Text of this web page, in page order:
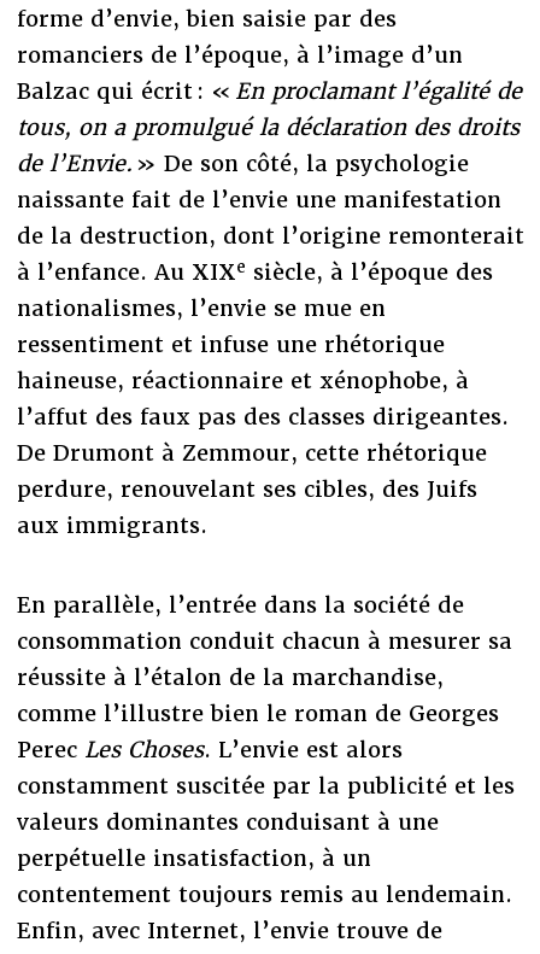
forme d’envie, bien saisie par des
romanciers de l’époque, à l’image d’un
Balzac qui écrit : « En proclamant l’égalité de
tous, on a promulgué la déclaration des droits
de l’Envie. » De son côté, la psychologie
naissante fait de l’envie une manifestation
de la destruction, dont l’origine remonterait
à l’enfance. Au XIXe siècle, à l’époque des
nationalismes, l’envie se mue en
ressentiment et infuse une rhétorique
haineuse, réactionnaire et xénophobe, à
l’affut des faux pas des classes dirigeantes.
De Drumont à Zemmour, cette rhétorique
perdure, renouvelant ses cibles, des Juifs
aux immigrants.
En parallèle, l’entrée dans la société de
consommation conduit chacun à mesurer sa
réussite à l’étalon de la marchandise,
comme l’illustre bien le roman de Georges
Perec Les Choses. L’envie est alors
constamment suscitée par la publicité et les
valeurs dominantes conduisant à une
perpétuelle insatisfaction, à un
contentement toujours remis au lendemain.
Enfin, avec Internet, l’envie trouve de